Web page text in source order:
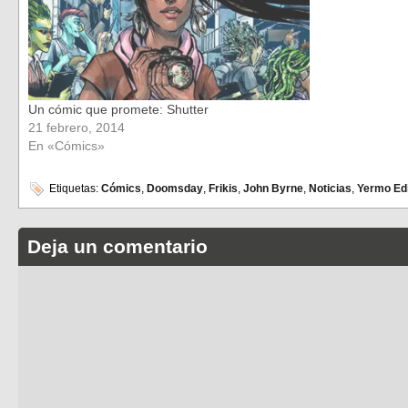
Un cómic que promete: Shutter
21 febrero, 2014
En «Cómics»
Etiquetas: Cómics, Doomsday, Frikis, John Byrne, Noticias, Yermo
Deja un comentario